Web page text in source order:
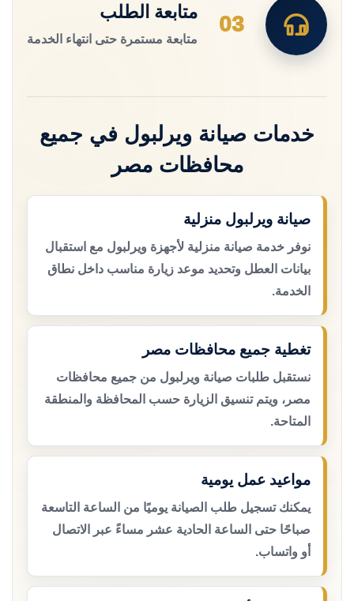
03
متابعة الطلب
متابعة مستمرة حتى انتهاء الخدمة
خدمات صيانة ويرلبول في جميع
محافظات مصر
صيانة ويرلبول منزلية
نوفر خدمة صيانة منزلية لأجهزة ويرلبول مع استقبال
بيانات العطل وتحديد موعد زيارة مناسب داخل نطاق
الخدمة.
تغطية جميع محافظات مصر
نستقبل طلبات صيانة ويرلبول من جميع محافظات
مصر، ويتم تنسيق الزيارة حسب المحافظة والمنطقة
المتاحة.
مواعيد عمل يومية
يمكنك تسجيل طلب الصيانة يوميًا من الساعة التاسعة
صباحًا حتى الساعة الحادية عشر مساءً عبر الاتصال
أو واتساب.